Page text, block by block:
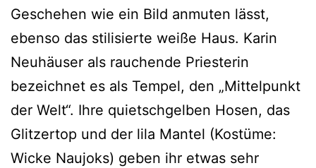
Geschehen wie ein Bild anmuten lässt,
ebenso das stilisierte weiße Haus. Karin
Neuhäuser als rauchende Priesterin
bezeichnet es als Tempel, den „Mittelpunkt
der Welt“. Ihre quietschgelben Hosen, das
Glitzertop und der lila Mantel (Kostüme:
Wicke Naujoks) geben ihr etwas sehr